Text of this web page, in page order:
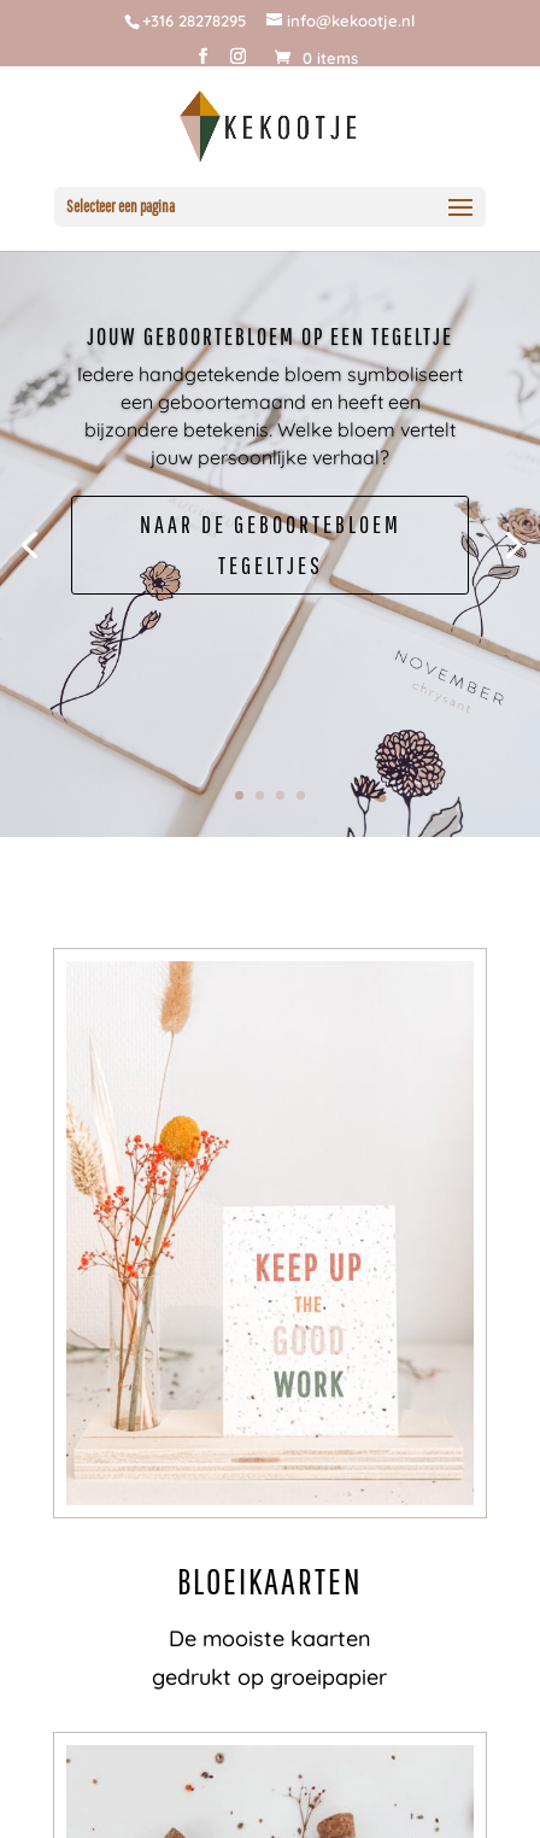
+316 28278295
info@kekootje.nl
0 items
Selecteer een pagina
JOUW GEBOORTEBLOEM OP EEN TEGELTJE
Iedere handgetekende bloem symboliseert
een geboortemaand en heeft een
bijzondere betekenis.Welke bloem vertelt
jouw persoonlijke verhaal?
NAAR DE GEBOORTEBLOEM
TEGELTJES
Een selectie van onze geboortekaartjes.
BLOEIKAARTEN
De mooiste kaarten
gedrukt op groeipapier